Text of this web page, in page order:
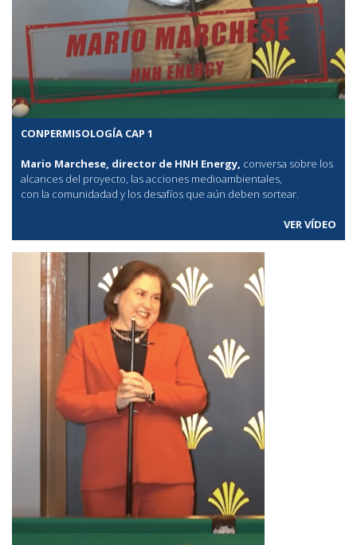
CONPERMISOLOGÍA CAP 1
Mario Marchese, director de HNH Energy, conversa sobre los
alcances del proyecto, las acciones medioambientales,
con la comunidadad y los desafíos que aún deben sortear.
VER VÍDEO